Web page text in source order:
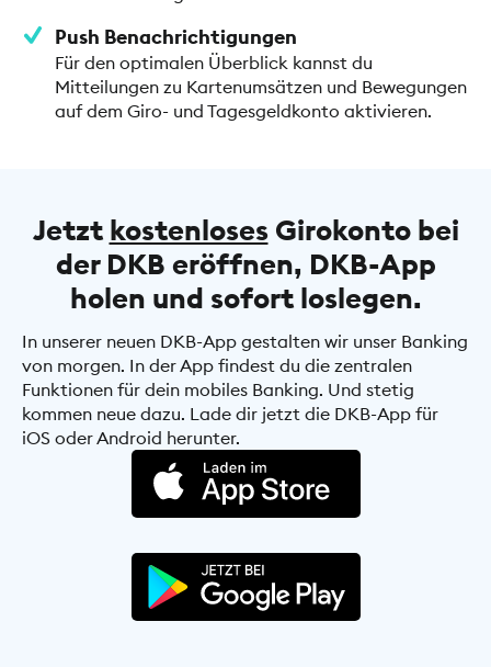
Push Benachrichtigungen
Für den optimalen Überblick kannst du
Mitteilungen zu Kartenumsätzen und Bewegungen
auf dem Giro- und Tagesgeldkonto aktivieren.
Jetzt kostenlosesGirokonto bei
der DKB eröffnen, DKB-App
holen und sofort loslegen.
In unserer neuen DKB-App gestalten wir unser Banking
von morgen. In der App findest du die zentralen
Funktionen für dein mobiles Banking. Und stetig
kommen neue dazu. Lade dir jetzt die DKB-App für
iOS oder Android herunter.